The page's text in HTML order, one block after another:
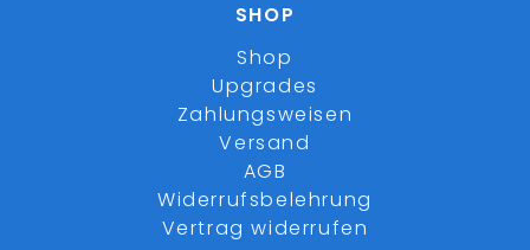
SHOP
Shop
Upgrades
Zahlungsweisen
Versand
AGB
Widerrufsbelehrung
Vertrag widerrufen